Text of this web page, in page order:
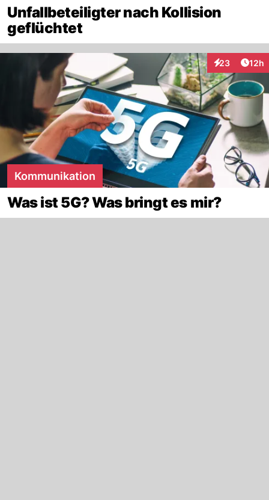
Unfallbeteiligter nach Kollision
geflüchtet
23
Interaktionen
12h
Kommunikation
Was ist 5G? Was bringt es mir?